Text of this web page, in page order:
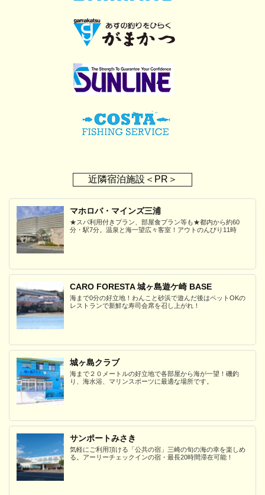
近隣宿泊施設＜PR＞
マホロバ・マインズ三浦
★スパ利用付きプラン、部屋食プラン等も★都内から約60
分・駅7分。温泉と海一望広々客室！アウトのんびり11時
CARO FORESTA 城ヶ島遊ケ崎 BASE
海まで0分の好立地！わんこと砂浜で遊んだ後はペットOKの
レストランで新鮮な寿司会席を召し上がれ！
城ヶ島クラブ
海まで２０メートルの好立地で各部屋から海が一望！磯釣
り、海水浴、マリンスポーツに最適な場所です。
サンポートみさき
気軽にご利用頂ける「公共の宿」三崎の旬の海の幸を楽しめ
る。アーリーチェックインの宿・最長20時間滞在可能！